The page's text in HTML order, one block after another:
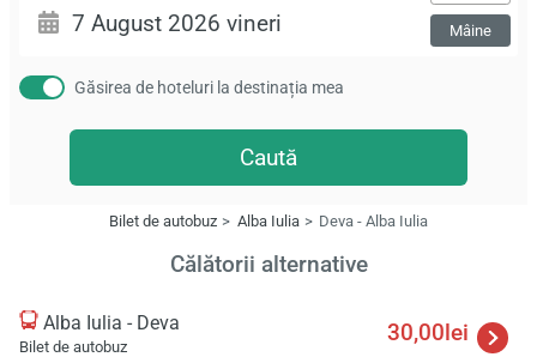
Mâine
Găsirea de hoteluri la destinația mea
Caută
Bilet de autobuz Alba Iulia Deva - Alba Iulia
Călătorii alternative
Alba Iulia - Deva
Bilet de autobuz
30,00lei